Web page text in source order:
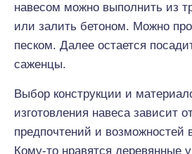
навесом можно выполнить из
или залить бетоном. Можно
песком. Далее остается
саженцы.
Выбор конструкции и
изготовления навеса зависит
предпочтений и возможностей
Кому-то нравятся деревянные